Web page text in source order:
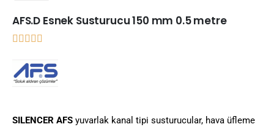
AFS.D Esnek Susturucu 150 mm 0.5 metre
SILENCER AFS yuvarlak kanal tipi susturucular, hava üfleme